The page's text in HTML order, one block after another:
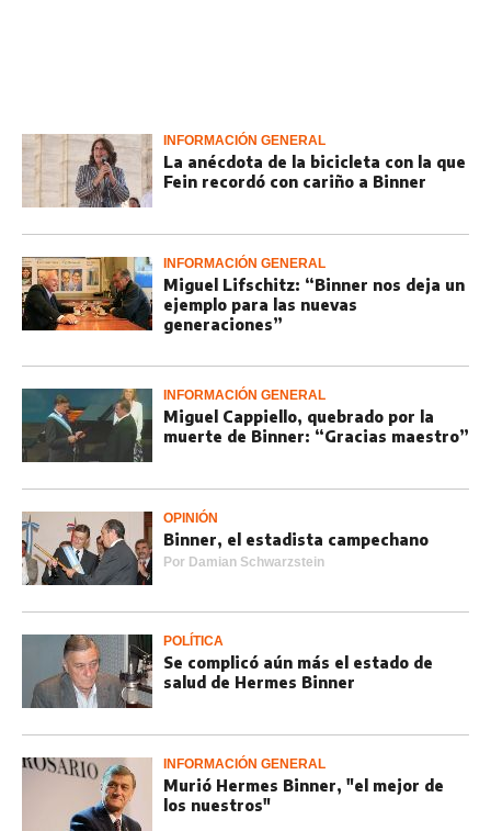
INFORMACIÓN GENERAL
La anécdota de la bicicleta con la que
Fein recordó con cariño a Binner
INFORMACIÓN GENERAL
Miguel Lifschitz: “Binner nos deja un
ejemplo para las nuevas
generaciones”
INFORMACIÓN GENERAL
Miguel Cappiello, quebrado por la
muerte de Binner: “Gracias maestro”
OPINIÓN
Binner, el estadista campechano
Por Damian Schwarzstein
POLÍTICA
Se complicó aún más el estado de
salud de Hermes Binner
INFORMACIÓN GENERAL
Murió Hermes Binner, "el mejor de
los nuestros"